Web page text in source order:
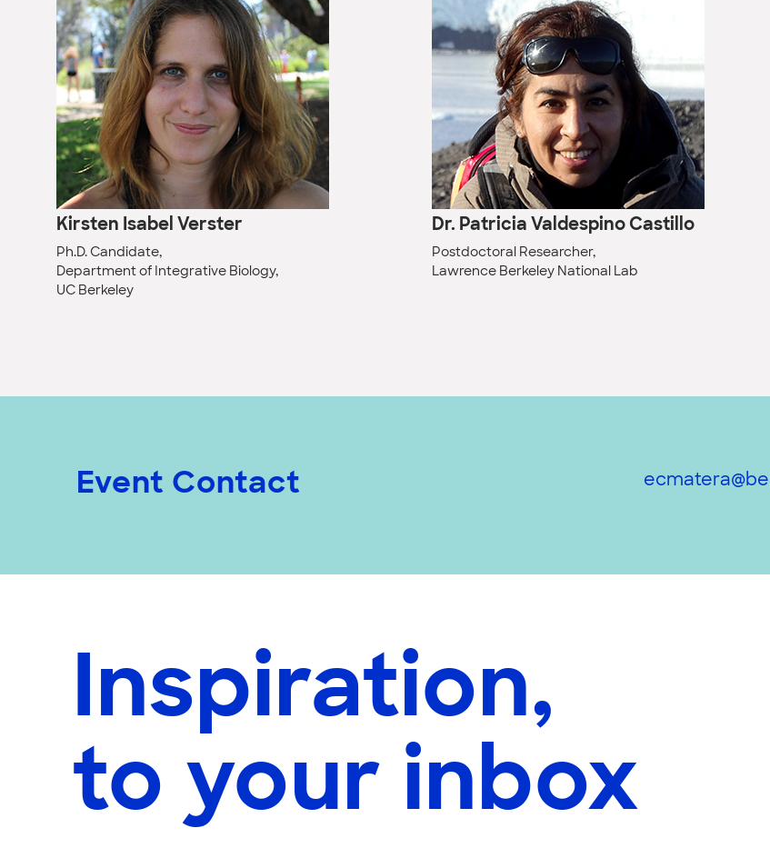
Kirsten Isabel Verster
Ph.D. Candidate,
Department of Integrative Biology,
UC Berkeley
Dr. Patricia Valdespino Castillo
Postdoctoral Researcher,
Lawrence Berkeley National Lab
Event Contact
Inspiration,
to your inbox